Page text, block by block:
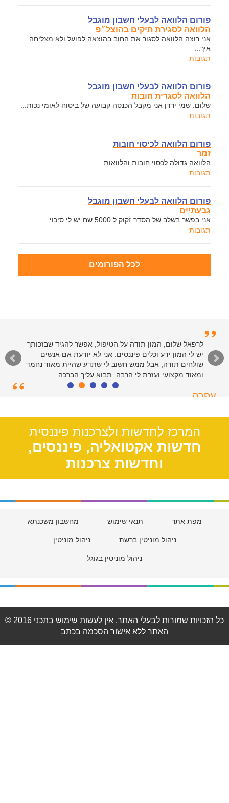
פורום הלוואה לבעלי חשבון מוגבל
הלוואה לסגירת תיקים בהוצל״פ
אני רוצה הלוואה לסגור את החוב בהוצאה לפועל ולא מצליחה
איך...
תגובות
פורום הלוואה לבעלי חשבון מוגבל
הלוואה לסגרית חובות
שלום. שמי ירדן אני מקבל הכנסה קבועה של ביטוח לאומי נכות...
תגובות
פורום הלוואה לכיסוי חובות
זמר
הלוואה גדולה לכסוי חובות והלוואות...
תגובות
פורום הלוואה לבעלי חשבון מוגבל
גבעתיים
אני בפשר בשלב של הסדר.זקוק ל 5000 שח.יש לי סיכוי...
תגובות
לכל הפורומים
לרפאל שלום, המון תודה על הטיפול, אפשר להגיד שבזכותך
יש לי המון ידע וכלים פיננסים. אני לא יודעת אם אנשים
שולחים תודה, אבל ממש חשוב לי שתדע שהיית מאוד נחמד
ומאוד מקצועי ועזרת לי הרבה. תבוא עליך הברכה
עפרה
לרפאל וצוות המנהלים של האתר - תודות רבות על שירות
רציני ומהיר. כולי פליאה על הקלות שבה פתרתם את ענייני
בזכות הטיפים והמידע שבאתר. יישר כח
המרכז לחדשות ולצרכנות פיננסית
חדשות אקטואליה, פיננסים,
וחדשות צרכנות
מפת אתר תנאי שימוש מחשבון משכנתא
ניהול מוניטין ברשת ניהול מוניטין
ניהול מוניטין בגוגל
© 2016 כל הזכויות שמורות לבעלי האתר. אין לעשות שימוש בתכני
האתר ללא אישור הסכמה בכתב